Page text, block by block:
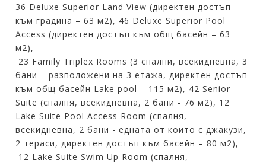
36 Deluxe Superior Land View (директен достъп
към градина – 63 м2), 46 Deluxe Superior Pool
Access (директен достъп към общ басейн – 63
м2),
23 Family Triplex Rooms (3 спални, всекидневна, 3
бани – разположени на 3 етажа, директен достъп
към общ басейн Lake pool – 115 м2), 42 Senior
Suite (спалня, всекидневна, 2 бани - 76 м2), 12
Lake Suite Pool Access Room (спалня,
всекидневна, 2 бани - едната от които с джакузи,
2 тераси, директен достъп към басейн – 80 м2),
12 Lake Suite Swim Up Room (спалня,